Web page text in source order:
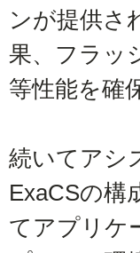
ンが提供さ
果、フラッ
等性能を確
続いてアシ
ExaCSの構
てアプリケ